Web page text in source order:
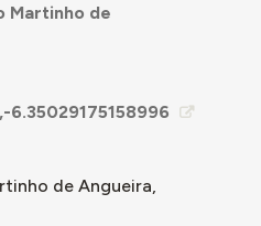
Martinho de
de Angueira,